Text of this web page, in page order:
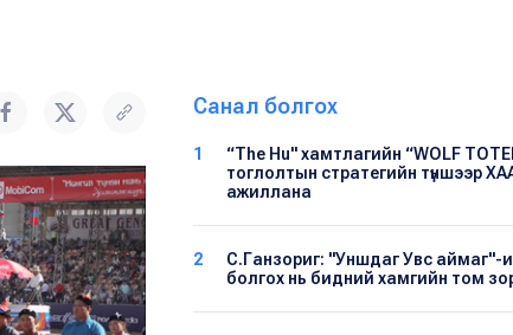
Санал болгох
1
“The Hu" хамтлагийн “WOLF
тоглолтын стратегийн түншээр
ажиллана
2
С.Ганзориг: "Уншдаг Увс аймаг"-
болгох нь бидний хамгийн том